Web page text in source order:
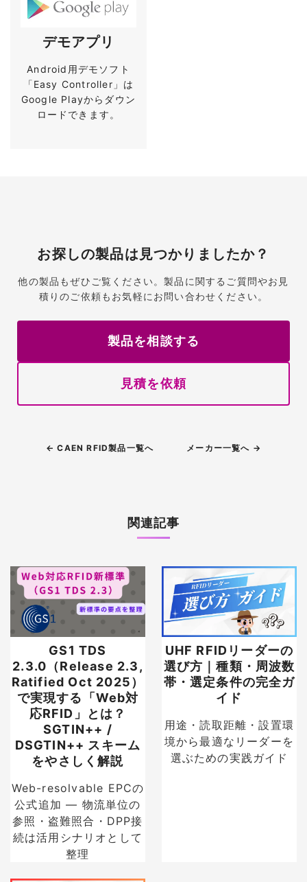
デモアプリ
Android用デモソフト
「Easy Controller」は
Google Playからダウン
ロードできます。
お探しの製品は見つかりましたか？
他の製品もぜひご覧ください。製品に関するご質問やお見
積りのご依頼もお気軽にお問い合わせください。
製品を相談する
見積を依頼
← CAEN RFID製品一覧へ メーカー一覧へ →
関連記事
GS1 TDS
2.3.0（Release 2.3,
Ratified Oct 2025）
で実現する「Web対
応RFID」とは？
SGTIN++ /
DSGTIN++ スキーム
をやさしく解説
Web-resolvable EPCの
公式追加 — 物流単位の
参照・盗難照合・DPP接
続は活用シナリオとして
整理
UHF RFIDリーダーの
選び方｜種類・周波数
帯・選定条件の完全ガ
イド
用途・読取距離・設置環
境から最適なリーダーを
選ぶための実践ガイド